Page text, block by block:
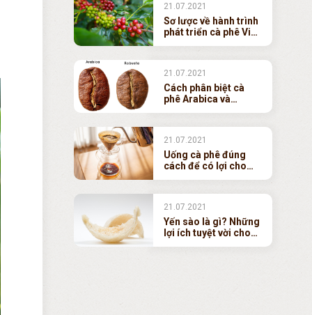
hương công nghệ (ép
dầu)
21.07.2021
Sơ lược về hành trình
phát triển cà phê Việt
21.07.2021
Cách phân biệt cà
phê Arabica và
21.07.2021
Uống cà phê đúng
cách để có lợi cho
21.07.2021
Yến sào là gì? Những
lợi ích tuyệt vời cho